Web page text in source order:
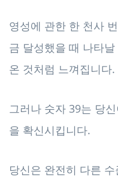
영성에 관한 한 천사
금 달성했을 때 나타
온 것처럼 느껴집니다.
그러나 숫자 39는 당
을 확신시킵니다.
당신은 완전히 다른